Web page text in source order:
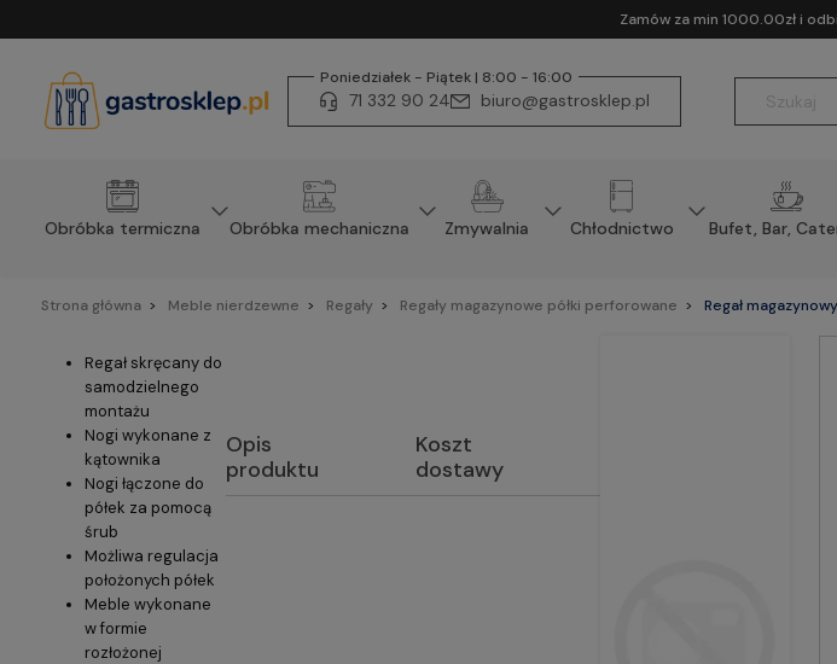
Zamów za min 1000.00zł i
Poniedziałek - Piątek | 8:00 - 16:00
71 332 90 24 biuro@gastrosklep.pl
Obróbka termiczna Obróbka mechaniczna Zmywalnia Chłodnictwo Bufet, Bar,
Strona główna Meble nierdzewne Regały Regały magazynowe półki perforowane Regał
Opis
produktu
Koszt
dostawy
Regał skręcany do
samodzielnego
montażu
Nogi wykonane z
kątownika
Nogi łączone do
półek za pomocą
śrub
Możliwa regulacja
położonych półek
Meble wykonane
w formie
rozłożonej